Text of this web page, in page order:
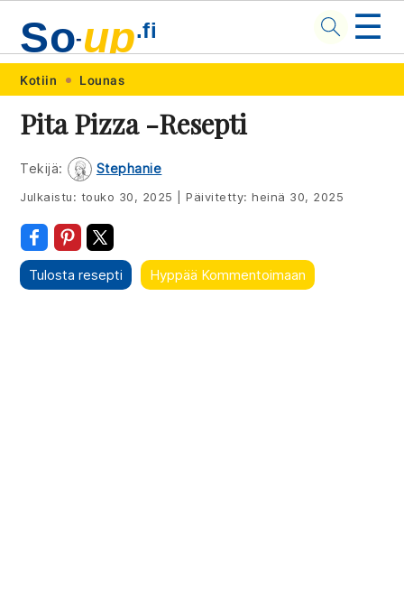
Skip
primary
navigation
Skip
main
content
Skip
primary
sidebar
Skip
footer
So-up.fi ☰
Kotiin Lounas
Pita Pizza -resepti
Tekijä: Stephanie
Julkaistu: touko 30, 2025 Päivitetty:heinä 30, 2025
Tulosta resepti Hyppää Kommentoimaan